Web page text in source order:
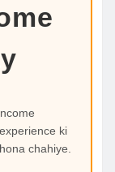
ki
chahiye.